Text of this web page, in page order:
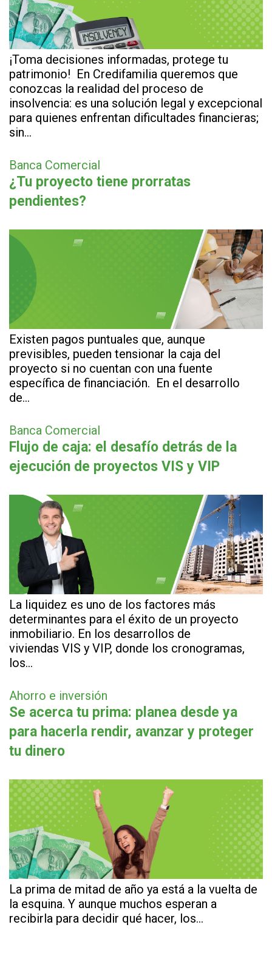
¡Toma decisiones informadas, protege tu
patrimonio! En Credifamilia queremos que
conozcas la realidad del proceso de
insolvencia: es una solución legal y excepcional
para quienes enfrentan dificultades financieras;
sin…
Banca Comercial
¿Tu proyecto tiene prorratas
pendientes?
Existen pagos puntuales que, aunque
previsibles, pueden tensionar la caja del
proyecto si no cuentan con una fuente
específica de financiación. En el desarrollo
de…
Banca Comercial
Flujo de caja: el desafío detrás de la
ejecución de proyectos VIS y VIP
La liquidez es uno de los factores más
determinantes para el éxito de un proyecto
inmobiliario. En los desarrollos de
viviendas VIS y VIP, donde los cronogramas,
los…
Ahorro e inversión
Se acerca tu prima: planea desde ya
para hacerla rendir, avanzar y proteger
tu dinero
La prima de mitad de año ya está a la vuelta de
la esquina. Y aunque muchos esperan a
recibirla para decidir qué hacer, los…